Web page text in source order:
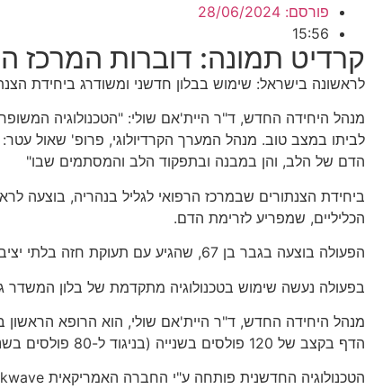
פורסם:
15:56
קרדיט תמונה: דוברות המרכז
לראשונה בישראל: שימוש בבלון חדשני ומשודרג ביחידת
לביתו במצב טוב. מנהל המערך הקרדיולוגי, פרופ' שאול עטר:
הדם של הלב, והן במבנה ובתפקוד הלב והמסתמים שבו"
ביחידת הצנתורים שבמרכז הרפואי לגליל בנהריה, בוצעה
הכליליים, שמפריע לזרימת הדם.
הפעולה בוצעה בגבר בן 67, שהגיע עם תעוקת חזה בלתי יציבה (שהלכה והתגברה), וסבל מהיצרויות קשות ומסוידות בעורקים הכליליים.
בפעולה נעשה שימוש בטכנולוגיה מתקדמת של בלון המשדר
הדף בקצב של 120 פולסים בשנייה (בניגוד ל-80 פולסים בשנייה, בדור קודם של הטכנולוגיה החדשנית). גלי ההדף מבקעים את הרובד הסידני שמצטבר בעורקים הכליליים.